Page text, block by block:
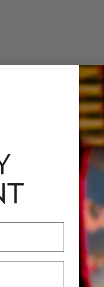
verres optiques
les experts
point naturelle,
les médecins. Les